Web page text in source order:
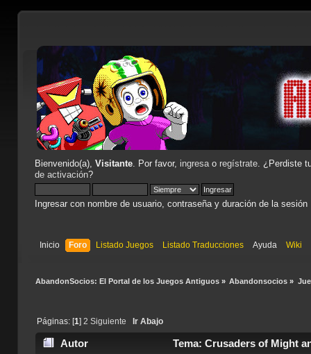
Bienvenido(a), Visitante. Por favor, ingresao regístrate. ¿Perdiste
de activación?
Ingresar con nombre de usuario, contraseña y duración de la sesión
Inicio Foro Listado Juegos Listado Traducciones Ayuda Wiki
AbandonSocios: El Portal de los Juegos Antiguos» Abandonsocios »
Páginas: [1] 2 Siguiente Ir Abajo
Autor Tema: Crusaders of Might